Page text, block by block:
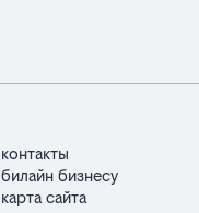
контакты
билайн бизнесу
карта сайта